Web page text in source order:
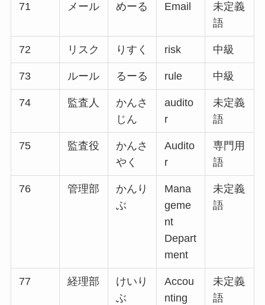
71 メール めーる Email
未定義
語
72 リスク りすく risk 中級
73 ルール るーる rule 中級
74 監査人
かんさ
じん
audito
r
未定義
語
75 監査役
かんさ
やく
Audito
r
専門用
語
76 管理部
かんり
ぶ
Mana
geme
nt
Depart
ment
未定義
語
77 経理部
けいり
ぶ
Accou
nting
未定義
語